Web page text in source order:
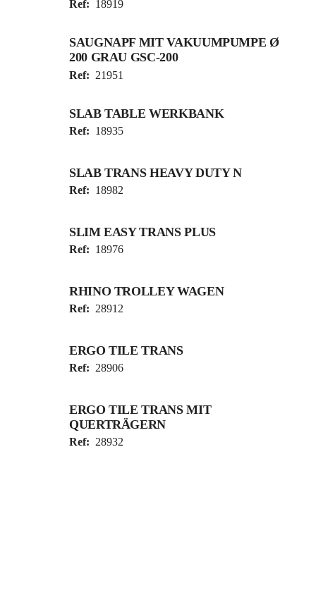
Ref: 18919
SAUGNAPF MIT VAKUUMPUMPE Ø
200 GRAU GSC-200
Ref: 21951
SLAB TABLE WERKBANK
Ref: 18935
SLAB TRANS HEAVY DUTY N
Ref: 18982
SLIM EASY TRANS PLUS
Ref: 18976
RHINO TROLLEY WAGEN
Ref: 28912
ERGO TILE TRANS
Ref: 28906
ERGO TILE TRANS MIT
QUERTRÄGERN
Ref: 28932